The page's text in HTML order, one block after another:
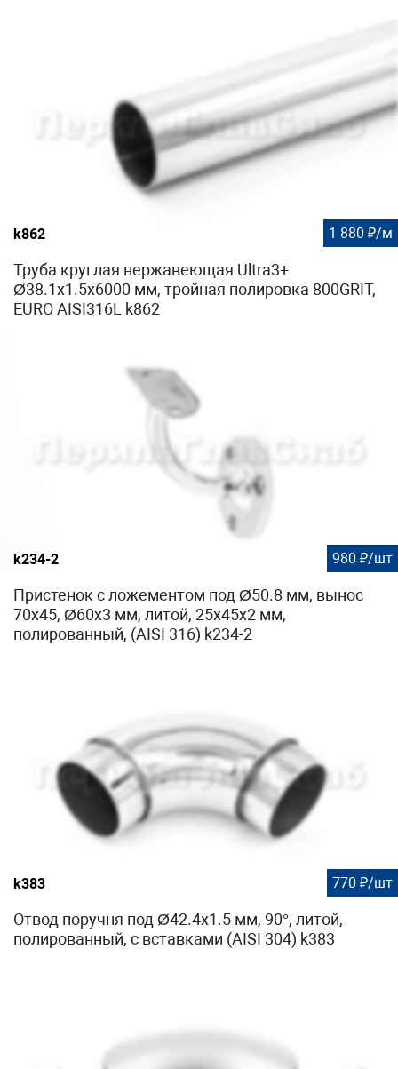
k862 1 880 ₽/м
Труба круглая нержавеющая Ultra3+
Ø38.1х1.5х6000 мм, тройная полировка 800GRIT,
EURO AISI316L k862
k234-2 980 ₽/шт
Пристенок с ложементом под Ø50.8 мм, вынос
70х45, Ø60х3 мм, литой, 25х45х2 мм,
полированный, (AISI 316) k234-2
k383 770 ₽/шт
Отвод поручня под Ø42.4х1.5 мм, 90°, литой,
полированный, с вставками (AISI 304) k383